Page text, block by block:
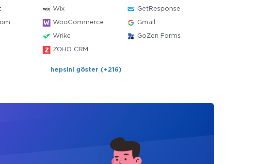
Wix GetResponse
WooCommerce Gmail
Wrike GoZen Forms
ZOHO CRM
hepsini göster (+216)